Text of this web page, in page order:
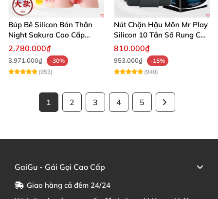
Búp Bê Silicon Bán Thân
Night Sakura Cao Cấp
Rung Đa Chức Năng
2.780.000₫
3.971.000₫
-30%
(953)
Nút Chặn Hậu Môn Mr Play
Silicon 10 Tần Số Rung Cao
Cấp
810.000₫
953.000₫
-15%
(949)
1 2 3 4 5
GaiGu - Gái Gọi Cao Cấp
Giao hàng cả đêm 24/24